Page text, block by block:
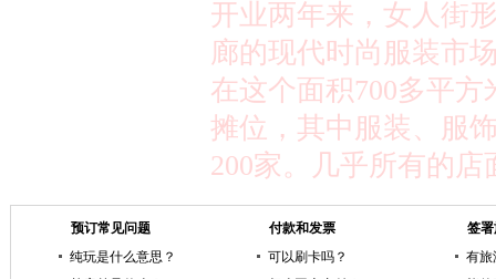
开业两年来，女人街
廊的现代时尚服装市
在这个面积700多平方
摊位，其中服装、服
200家。几乎所有的店